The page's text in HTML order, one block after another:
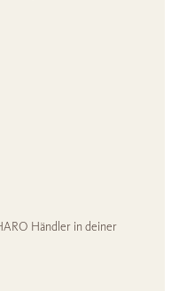
Händler in deiner